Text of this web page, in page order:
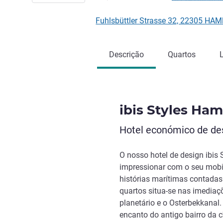
Fuhlsbüttler Strasse 32, 22305
Descrição Quartos
ibis Styles
Hotel económico de
O nosso hotel de design ibis
impressionar com o seu
histórias marítimas
quartos situa-se nas
planetário e o
encanto do antigo bairro da